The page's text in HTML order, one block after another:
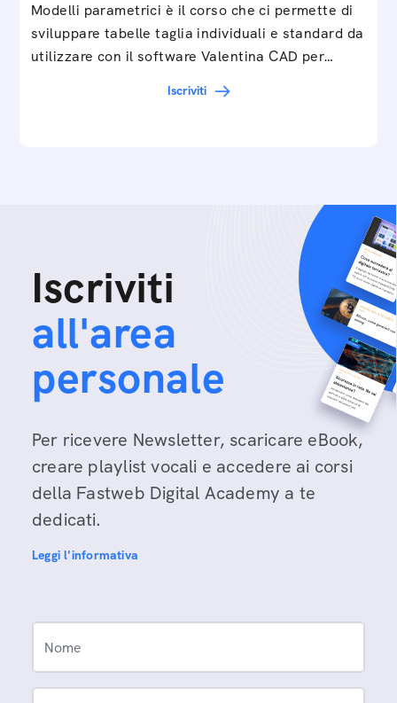
Modelli parametrici è il corso che ci permette di
sviluppare tabelle taglia individuali e standard da
utilizzare con il software Valentina CAD per…
Iscriviti
Iscriviti
all'area
personale
Per ricevere Newsletter, scaricare eBook,
creare playlist vocali e accedere ai corsi
della Fastweb Digital Academy a te
dedicati.
Leggi l'informativa
Nome